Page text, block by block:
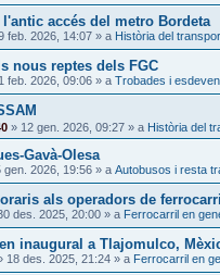
l'antic accés del metro Bordeta
feb. 2026, 14:07 » a Història del
nous reptes dels FGC
feb. 2026, 09:06 » a Trobades i
» 12 gen. 2026, 09:27 » a Història del
Gavà-Olesa
gen. 2026, 19:56 » a Autobusos i resta
als operadors de ferrocarril
des. 2025, 20:00 » a Ferrocarril en
inaugural a Tlajomulco,
18 des. 2025, 21:24 » a Ferrocarril en